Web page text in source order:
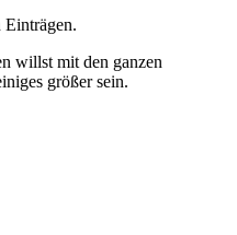
willst mit den ganzen
größer sein.